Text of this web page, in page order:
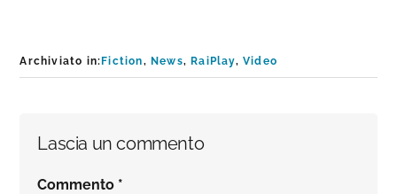
Archiviato in:Fiction,News,RaiPlay,Video
Interazioni
del
Lascia un commento
Commento *